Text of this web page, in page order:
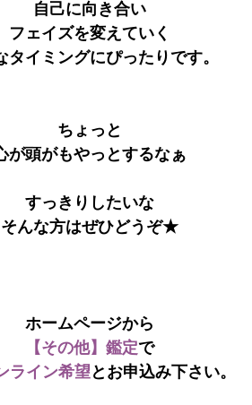
自己に向き合い
フェイズを変えていく
タイミングにぴったりです。
ちょっと
が頭がもやっとするなぁ
すっきりしたいな
そんな方はぜひどうぞ★
ホームページから
【その他】鑑定で
ライン希望とお申込み下さい。